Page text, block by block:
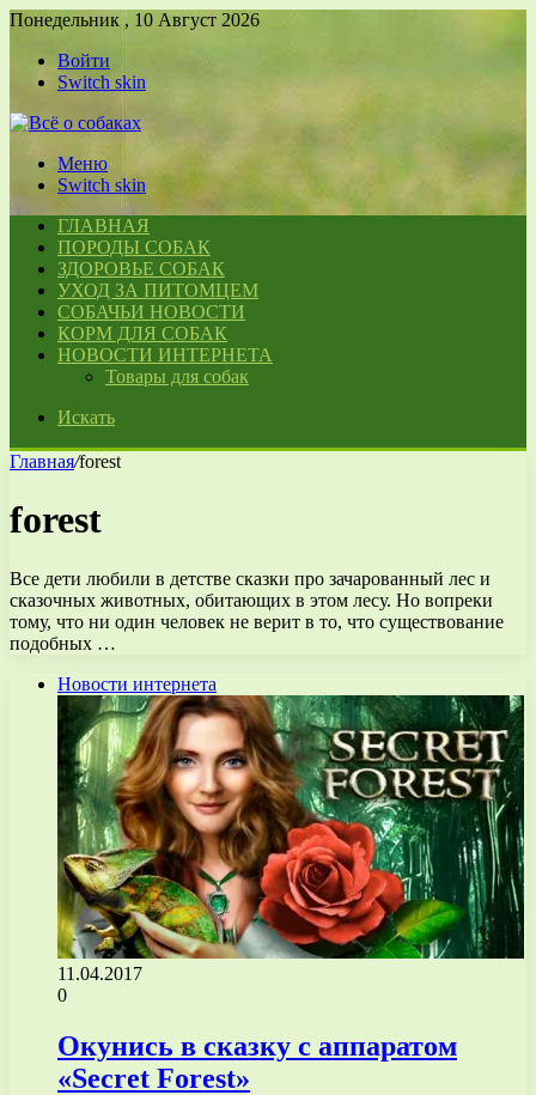
Понедельник , 10 Август 2026
Войти
Switch skin
Меню
Switch skin
ГЛАВНАЯ
ПОРОДЫ СОБАК
ЗДОРОВЬЕ СОБАК
УХОД ЗА ПИТОМЦЕМ
СОБАЧЬИ НОВОСТИ
КОРМ ДЛЯ СОБАК
НОВОСТИ ИНТЕРНЕТА
Товары для собак
Искать
Главная/forest
forest
Все дети любили в детстве сказки про зачарованный лес и
сказочных животных, обитающих в этом лесу. Но вопреки
тому, что ни один человек не верит в то, что существование
подобных …
Новости интернета
11.04.2017
0
Окунись в сказку с аппаратом
«Secret Forest»